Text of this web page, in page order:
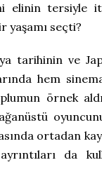
elinin tersiyle
yaşamı seçti?
tarihinin ve
hem
örnek
ortadan
da